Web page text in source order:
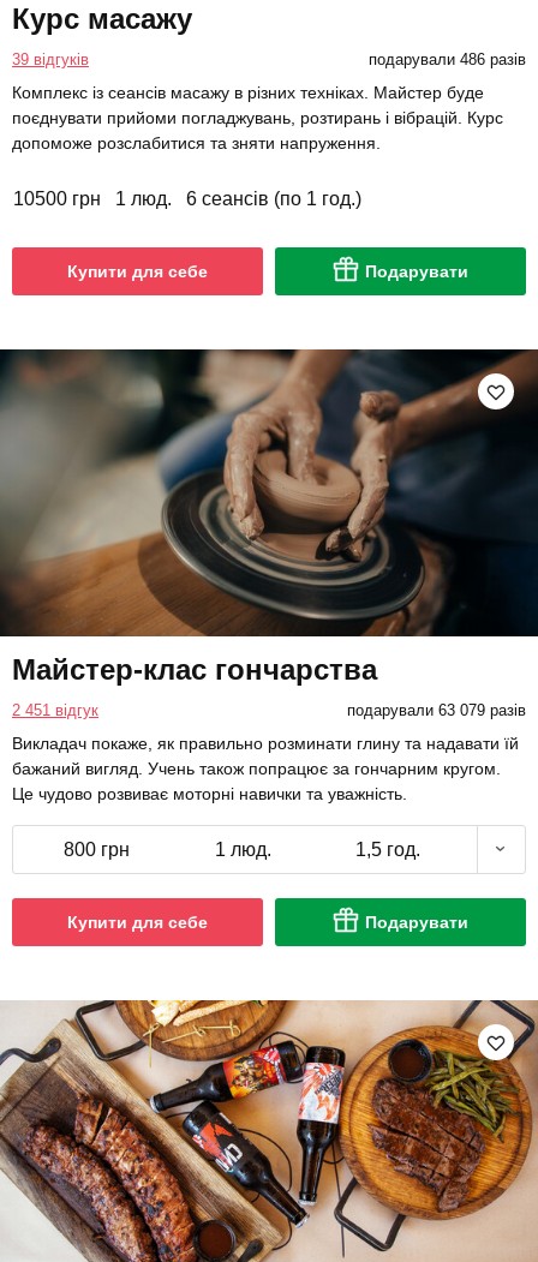
Курс масажу
39 відгуків подарували 486 разів
Комплекс із сеансів масажу в різних техніках. Майстер буде
поєднувати прийоми погладжувань, розтирань і вібрацій. Курс
допоможе розслабитися та зняти напруження.
10500 грн 1 люд. 6 сеансів (по 1 год.)
Купити для себе Подарувати
Майстер-клас гончарства
2 451 відгук подарували 63 079 разів
Викладач покаже, як правильно розминати глину та надавати їй
бажаний вигляд. Учень також попрацює за гончарним кругом.
Це чудово розвиває моторні навички та уважність.
800 грн 1 люд. 1,5 год.
Купити для себе Подарувати